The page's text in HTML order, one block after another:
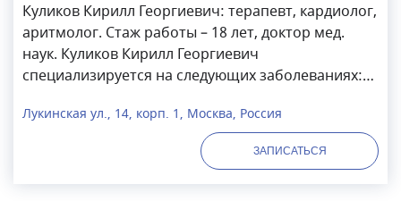
Куликов Кирилл Георгиевич: терапевт, кардиолог,
аритмолог. Стаж работы – 18 лет, доктор мед.
наук. Куликов Кирилл Георгиевич
специализируется на следующих заболеваниях:
недостаточность
Лукинская ул., 14, корп. 1, Москва, Россия
ЗАПИСАТЬСЯ